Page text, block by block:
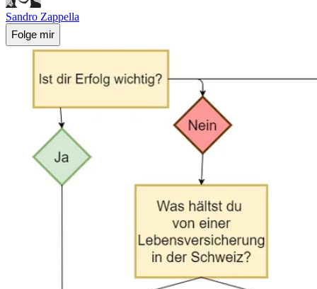
Sandro Zappella
Folge mir